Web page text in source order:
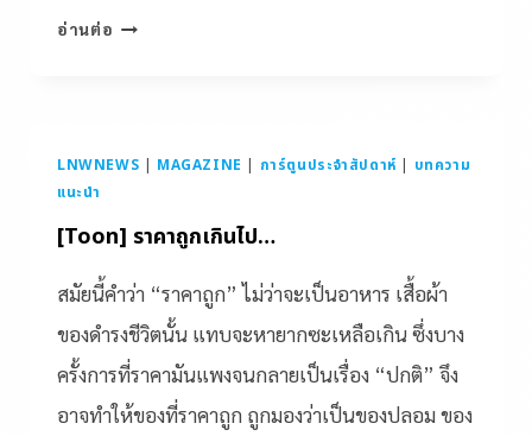
อ่านต่อ
LNWNEWS | MAGAZINE | การ์ตูนประจำสัปดาห์ | บทความ
แนะนำ
[Toon] ราคาถูกเกินไป…
สมัยนี้คำว่า “ราคาถูก” ไม่ว่าจะเป็นอาหาร เสื้อผ้า
ของดำรงชีวิตนั้น แทบจะหายากซะเหลือเกิน ซึ่งบาง
ครั้งการที่ราคามันแพงจนกลายเป็นเรื่อง “ปกติ” จึง
อาจทำให้ของที่ราคาถูก ถูกมองว่าเป็นของปลอม ของ